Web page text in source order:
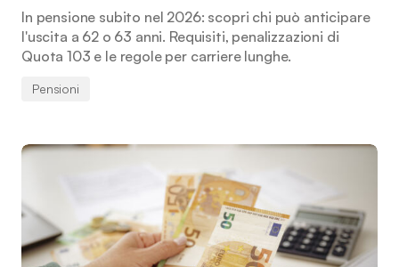
In pensione subito nel 2026: scopri chi può anticipare
l'uscita a 62 o 63 anni. Requisiti, penalizzazioni di
Quota 103 e le regole per carriere lunghe.
Pensioni